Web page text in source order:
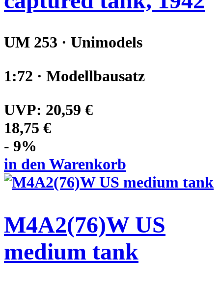
UM 253 · Unimodels
1:72 · Modellbausatz
UVP: 20,59 €
18,75 €
- 9%
in den Warenkorb
M4A2(76)W US
medium tank